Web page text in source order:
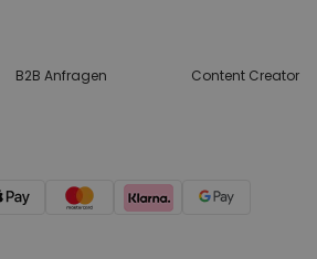
B2B Anfragen Content Creator